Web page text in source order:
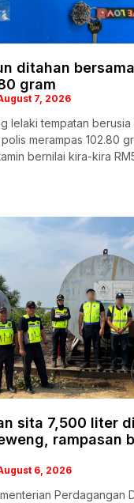
ditahan bersama
gram
7, 2026
lelaki tempatan berusia
merampas 102.80
bernilai kira-kira
sita 7,500 liter
rampasan
6, 2026
Perdagangan